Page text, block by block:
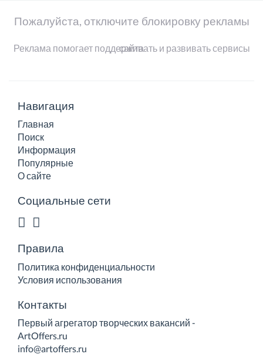
Пожалуйста, отключите блокировку рекламы
Реклама помогает поддерживать и развивать сервисы сайта
Навигация
Главная
Поиск
Информация
Популярные
О сайте
Социальные сети
Правила
Политика конфиденциальности
Условия использования
Контакты
Первый агрегатор творческих вакансий -
ArtOffers.ru
info@artoffers.ru